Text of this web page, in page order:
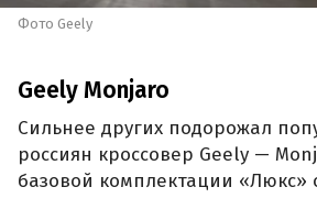
Фото Geely
Geely Monjaro
Сильнее других подорожал
россиян кроссовер Geely —
базовой комплектации «Люкс»